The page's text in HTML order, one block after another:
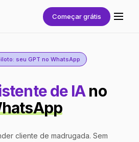
Começar grátis
seu GPT no WhatsApp
de IAno
cliente de madrugada. Sem